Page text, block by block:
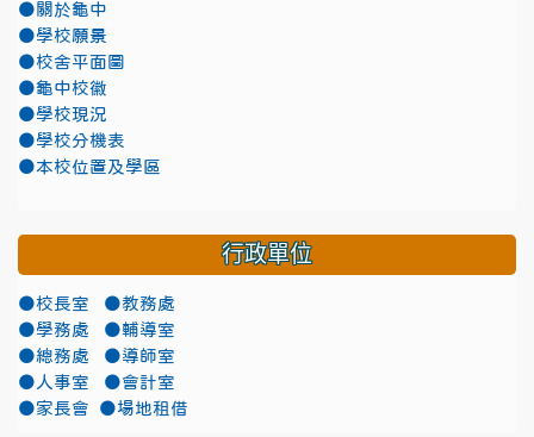
●關於龜中
●學校願景
●校舍平面圖
●龜中校徽
●學校現況
●學校分機表
●本校位置及學區
行政單位
●校長室
●教務處
●學務處
●輔導室
●總務處
●導師室
●人事室
●會計室
●家長會
●場地租借